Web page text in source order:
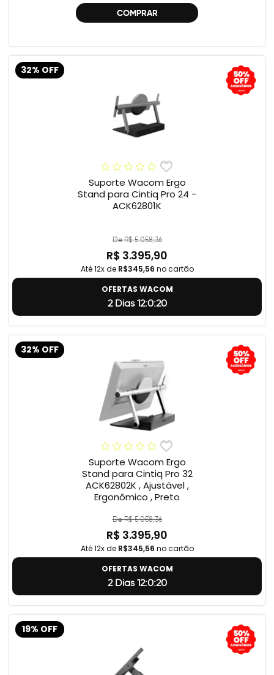
COMPRAR
32% OFF
Suporte Wacom Ergo
Stand para Cintiq Pro 24 -
ACK62801K
De R$ 5.058,36
R$ 3.395,90
Até 12x de R$345,56 no cartão
OFERTAS WACOM
2 Dias 12:0:19
32% OFF
Suporte Wacom Ergo
Stand para Cintiq Pro 32
ACK62802K , Ajustável ,
Ergonômico , Preto
De R$ 5.058,36
R$ 3.395,90
Até 12x de R$345,56 no cartão
OFERTAS WACOM
2 Dias 12:0:19
19% OFF